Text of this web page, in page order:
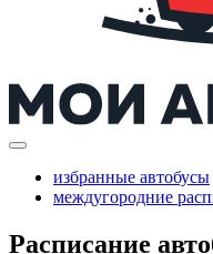
избранные автобусы
междугородние
Расписание